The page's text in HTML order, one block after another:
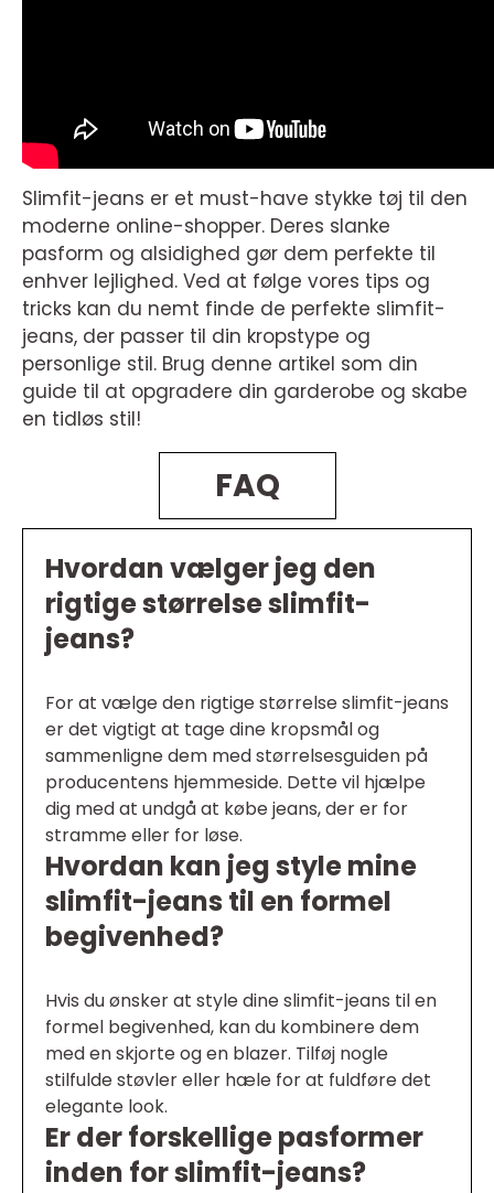
Slimfit-jeans er et must-have stykke tøj til den
moderne online-shopper. Deres slanke
pasform og alsidighed gør dem perfekte til
enhver lejlighed. Ved at følge vores tips og
tricks kan du nemt finde de perfekte slimfit-
jeans, der passer til din kropstype og
personlige stil. Brug denne artikel som din
guide til at opgradere din garderobe og skabe
en tidløs stil!
FAQ
Hvordan vælger jeg den
rigtige størrelse slimfit-
jeans?
For at vælge den rigtige størrelse slimfit-jeans
er det vigtigt at tage dine kropsmål og
sammenligne dem med størrelsesguiden på
producentens hjemmeside. Dette vil hjælpe
dig med at undgå at købe jeans, der er for
stramme eller for løse.
Hvordan kan jeg style mine
slimfit-jeans til en formel
begivenhed?
Hvis du ønsker at style dine slimfit-jeans til en
formel begivenhed, kan du kombinere dem
med en skjorte og en blazer. Tilføj nogle
stilfulde støvler eller hæle for at fuldføre det
elegante look.
Er der forskellige pasformer
inden for slimfit-jeans?